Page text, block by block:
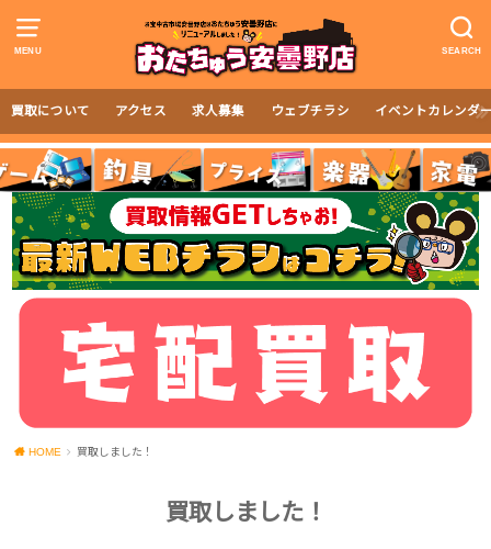
MENU SEARCH
買取について アクセス 求人募集 ウェブチラシ イベントカレンダ
HOME 買取しました！
買取しました！